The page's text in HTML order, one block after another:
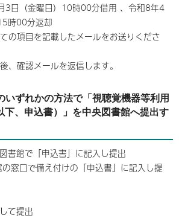
3日（金曜日）10時00分借用 、令和8年4
時00分返却
ての項目を記載したメールをお送りくださ
、確認メールを返信します。
いずれかの方法で「視聴覚機器等利用
下、申込書）」を中央図書館へ提出す
書館で「申込書」に記入し提出
窓口で備え付けの「申込書」に記入し提
て提出